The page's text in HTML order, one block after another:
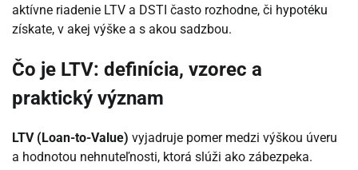
aktívne riadenie LTV a DSTI často rozhodne, či hypotéku
získate, v akej výške a s akou sadzbou.
Čo je LTV: definícia, vzorec a
praktický význam
LTV (Loan-to-Value) vyjadruje pomer medzi výškou úveru
a hodnotou nehnuteľnosti, ktorá slúži ako zábezpeka.